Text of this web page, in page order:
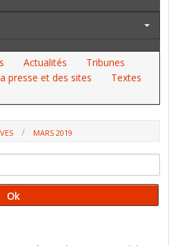
Actualités
Tribunes
presse et des sites
Textes
MARS 2019